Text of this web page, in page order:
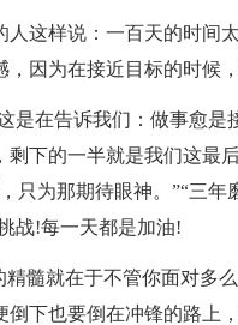
人这样说：一百天的时间
因为在接近目标的时候
是在告诉我们：做事愈
下的一半就是我们这最
只为那期待眼神。”“三年
战!每一天都是加油!
精髓就在于不管你面对多
下也要倒在冲锋的路上